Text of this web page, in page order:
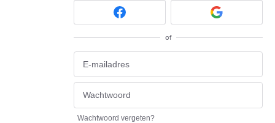
of
Wachtwoord vergeten?